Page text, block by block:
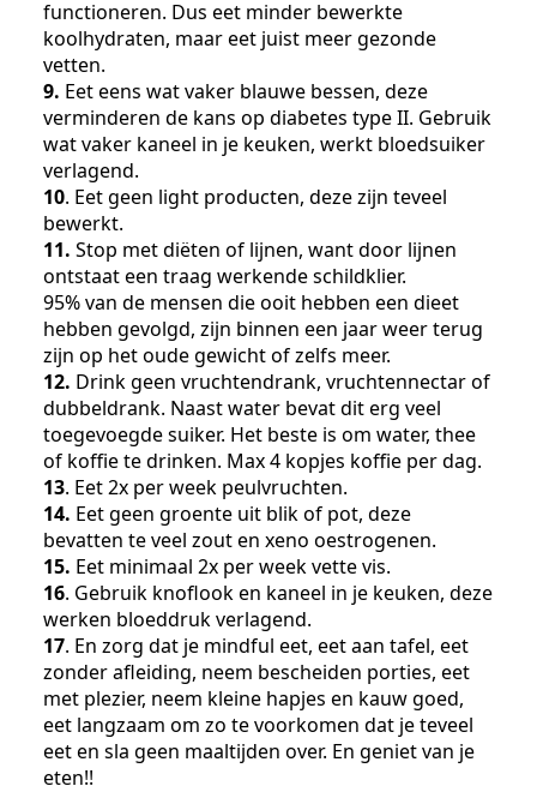
functioneren. Dus eet minder bewerkte
koolhydraten, maar eet juist meer gezonde
vetten.
9. Eet eens wat vaker blauwe bessen, deze
verminderen de kans op diabetes type II. Gebruik
wat vaker kaneel in je keuken, werkt bloedsuiker
verlagend.
10. Eet geen light producten, deze zijn teveel
bewerkt.
11. Stop met diëten of lijnen, want door lijnen
ontstaat een traag werkende schildklier.
95% van de mensen die ooit hebben een dieet
hebben gevolgd, zijn binnen een jaar weer terug
zijn op het oude gewicht of zelfs meer.
12. Drink geen vruchtendrank, vruchtennectar of
dubbeldrank. Naast water bevat dit erg veel
toegevoegde suiker. Het beste is om water, thee
of koffie te drinken. Max 4 kopjes koffie per dag.
13. Eet 2x per week peulvruchten.
14. Eet geen groente uit blik of pot, deze
bevatten te veel zout en xeno oestrogenen.
15. Eet minimaal 2x per week vette vis.
16. Gebruik knoflook en kaneel in je keuken, deze
werken bloeddruk verlagend.
17. En zorg dat je mindful eet, eet aan tafel, eet
zonder afleiding, neem bescheiden porties, eet
met plezier, neem kleine hapjes en kauw goed,
eet langzaam om zo te voorkomen dat je teveel
eet en sla geen maaltijden over. En geniet van je
eten!!